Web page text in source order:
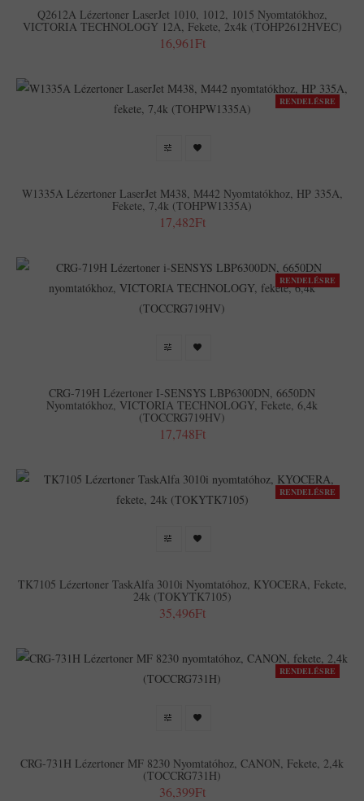
Q2612A Lézertoner LaserJet 1010, 1012, 1015 Nyomtatókhoz,
VICTORIA TECHNOLOGY 12A, Fekete, 2x4k (TOHP2612HVEC)
16,961Ft
RENDELÉSRE
W1335A Lézertoner LaserJet M438, M442 Nyomtatókhoz, HP 335A,
Fekete, 7,4k (TOHPW1335A)
17,482Ft
RENDELÉSRE
CRG-719H Lézertoner I-SENSYS LBP6300DN, 6650DN
Nyomtatókhoz, VICTORIA TECHNOLOGY, Fekete, 6,4k
(TOCCRG719HV)
17,748Ft
RENDELÉSRE
TK7105 Lézertoner TaskAlfa 3010i Nyomtatóhoz, KYOCERA, Fekete,
24k (TOKYTK7105)
35,496Ft
RENDELÉSRE
CRG-731H Lézertoner MF 8230 Nyomtatóhoz, CANON, Fekete, 2,4k
(TOCCRG731H)
36,399Ft